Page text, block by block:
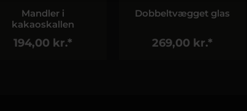
Dobbeltvægget glas
269,00 kr.*
Coffee to go Bæger
30,00 kr.*